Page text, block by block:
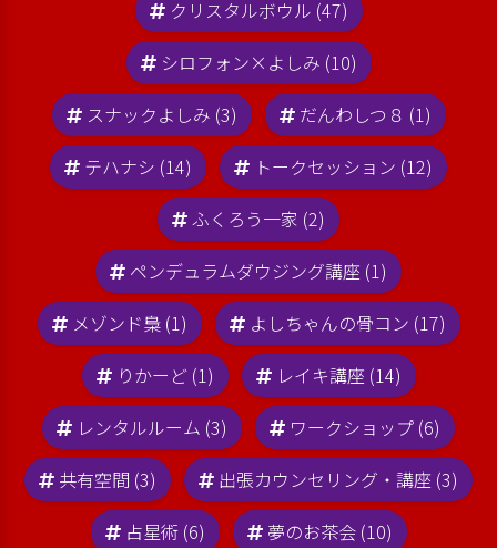
クリスタルボウル (47)
シロフォン×よしみ (10)
スナックよしみ (3)
だんわしつ８ (1)
テハナシ (14)
トークセッション (12)
ふくろう一家 (2)
ペンデュラムダウジング講座 (1)
メゾンド梟 (1)
よしちゃんの骨コン (17)
りかーど (1)
レイキ講座 (14)
レンタルルーム (3)
ワークショップ (6)
共有空間 (3)
出張カウンセリング・講座 (3)
占星術 (6)
夢のお茶会 (10)